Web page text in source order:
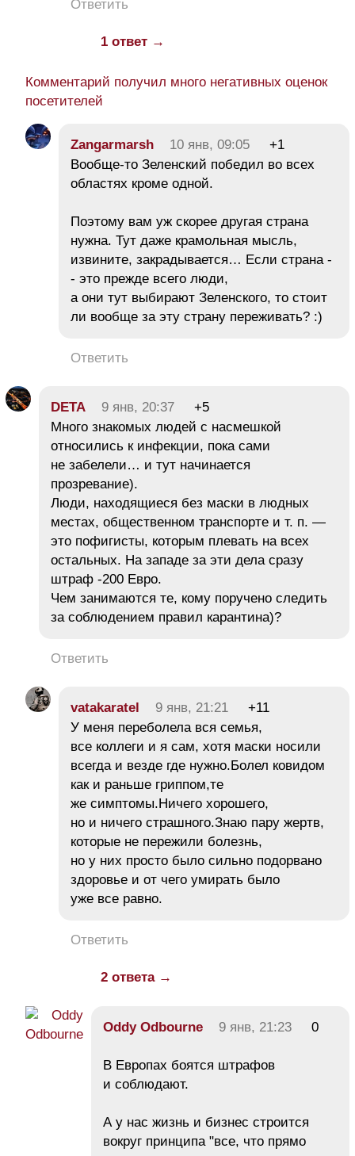
Ответить
1 ответ →
Комментарий получил много негативных оценок
посетителей
Zangarmarsh 10 янв, 09:05
+1
Вообще-то Зеленский победил во всех
областях кроме одной.
Поэтому вам уж скорее другая страна
нужна. Тут даже крамольная мысль,
извините, закрадывается… Если страна -
- это прежде всего люди,
а они тут выбирают Зеленского, то стоит
ли вообще за эту страну переживать? :)
Ответить
DETA 9 янв, 20:37
+5
Много знакомых людей с насмешкой
относились к инфекции, пока сами
не забелели… и тут начинается
прозревание).
Люди, находящиеся без маски в людных
местах, общественном транспорте и т. п. —
это пофигисты, которым плевать на всех
остальных. На западе за эти дела сразу
штраф -200 Евро.
Чем занимаются те, кому поручено следить
за соблюдением правил карантина)?
Ответить
vatakaratel 9 янв, 21:21
+11
У меня переболела вся семья,
все коллеги и я сам, хотя маски носили
всегда и везде где нужно.Болел ковидом
как и раньше гриппом,те
же симптомы.Ничего хорошего,
но и ничего страшного.Знаю пару жертв,
которые не пережили болезнь,
но у них просто было сильно подорвано
здоровье и от чего умирать было
уже все равно.
Ответить
2 ответа →
Oddy Odbourne 9 янв, 21:23 0
В Европах боятся штрафов
и соблюдают.
А у нас жизнь и бизнес строится
вокруг принципа "все, что прямо